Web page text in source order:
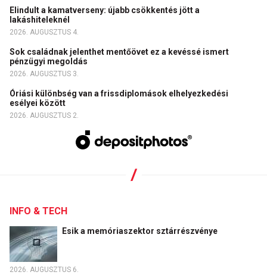
Elindult a kamatverseny: újabb csökkentés jött a
lakáshiteleknél
2026. AUGUSZTUS 4.
Sok családnak jelenthet mentőövet ez a kevéssé ismert
pénzügyi megoldás
2026. AUGUSZTUS 3.
Óriási különbség van a frissdiplomások elhelyezkedési
esélyei között
2026. AUGUSZTUS 2.
INFO & TECH
Esik a memóriaszektor sztárrészvénye
2026. AUGUSZTUS 6.